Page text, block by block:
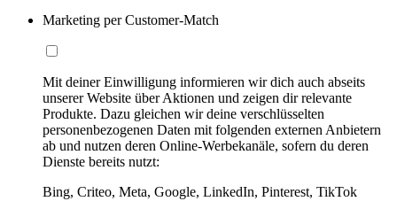
Marketing per Customer-Match
Mit deiner Einwilligung informieren wir dich auch abseits
unserer Website über Aktionen und zeigen dir relevante
Produkte. Dazu gleichen wir deine verschlüsselten
personenbezogenen Daten mit folgenden externen Anbietern
ab und nutzen deren Online-Werbekanäle, sofern du deren
Dienste bereits nutzt:
Bing, Criteo, Meta, Google, LinkedIn, Pinterest, TikTok